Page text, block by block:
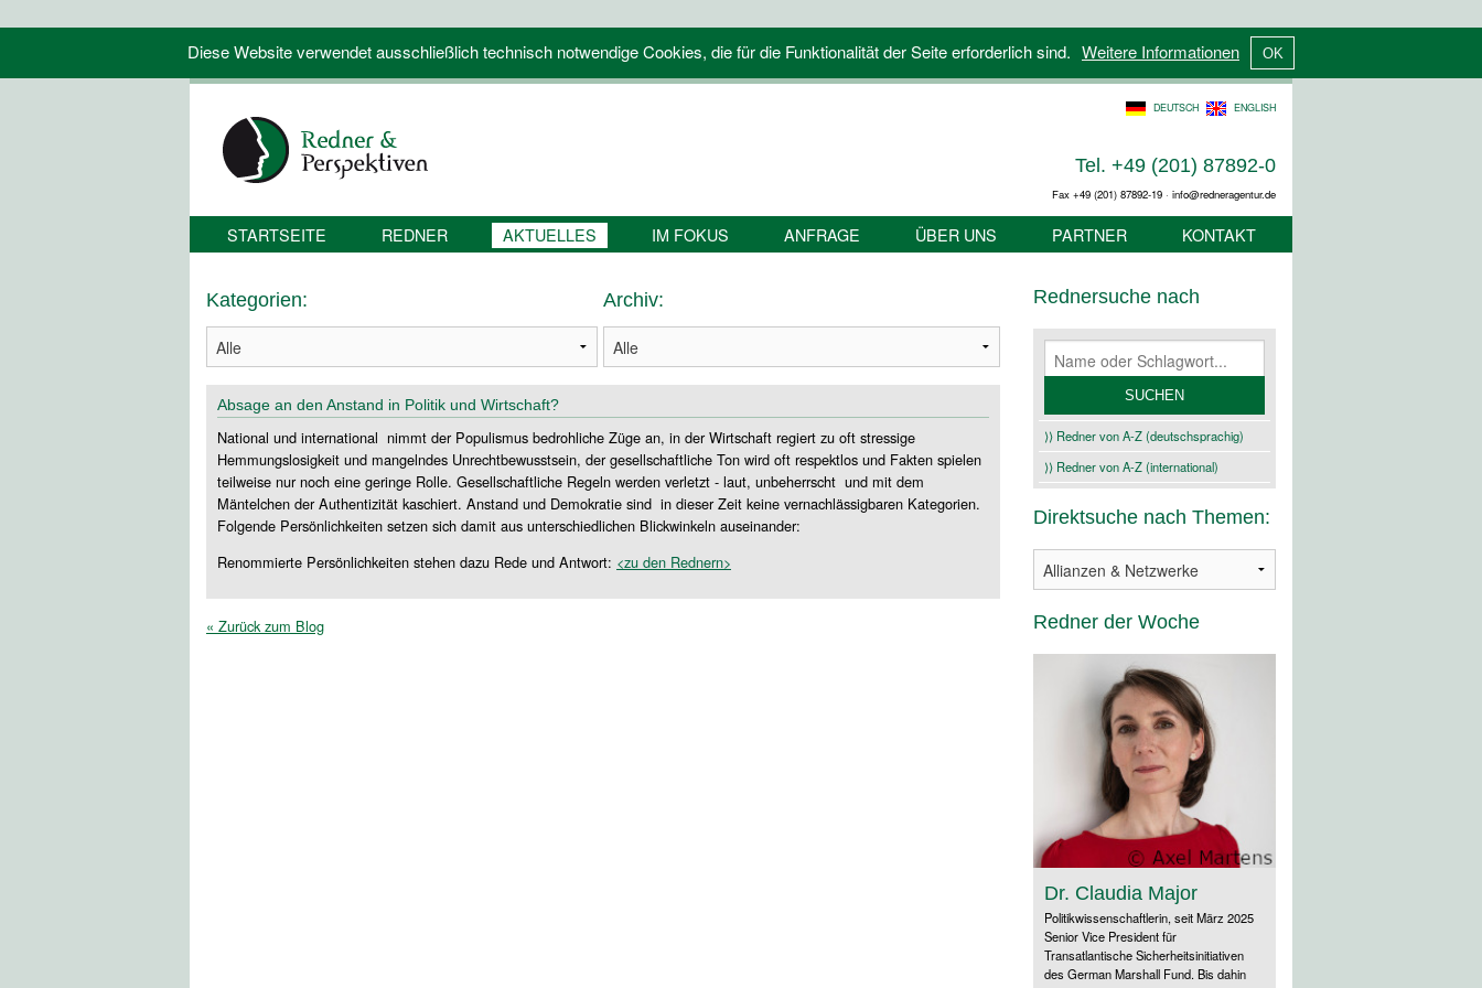
Diese Website verwendet ausschließlich technisch notwendige Cookies, die für die Funktionalität der Seite erforderlich sind. Weitere Informationen
DEUTSCH ENGLISH
Tel. +49 (201) 87892-0
Fax +49 (201) 87892-19 · info@redneragentur.de
STARTSEITE REDNER AKTUELLES IM FOKUS ANFRAGE ÜBER UNS PARTNER KONTAKT
Kategorien: Archiv:
Absage an den Anstand in Politik und Wirtschaft?
National und international nimmt der Populismus bedrohliche Züge an, in der Wirtschaft regiert zu oft stressige
Hemmungslosigkeit und mangelndes Unrechtbewusstsein, der gesellschaftliche Ton wird oft respektlos und Fakten spielen
teilweise nur noch eine geringe Rolle. Gesellschaftliche Regeln werden verletzt - laut, unbeherrscht und mit dem
Mäntelchen der Authentizität kaschiert. Anstand und Demokratie sind in dieser Zeit keine vernachlässigbaren Kategorien.
Folgende Persönlichkeiten setzen sich damit aus unterschiedlichen Blickwinkeln auseinander:
Renommierte Persönlichkeiten stehen dazu Rede und Antwort: <zu den Rednern>
« Zurück zum Blog
Rednersuche nach
⟩⟩ Redner von A-Z (deutschsprachig)
⟩⟩ Redner von A-Z (international)
Direktsuche nach Themen:
Redner der Woche
Dr. Claudia Major
Politikwissenschaftlerin, seit März 2025
Senior Vice President für
Transatlantische Sicherheitsinitiativen
des German Marshall Fund. Bis dahin